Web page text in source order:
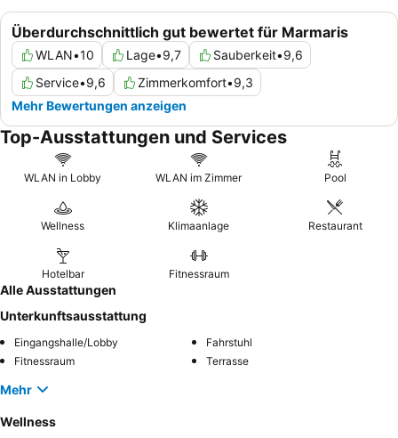
Überdurchschnittlich gut bewertet für Marmaris
WLAN•10 Lage•9,7 Sauberkeit•9,6
Service•9,6 Zimmerkomfort•9,3
Mehr Bewertungen anzeigen
Top-Ausstattungen und Services
WLAN in Lobby WLAN im Zimmer Pool
Wellness Klimaanlage Restaurant
Hotelbar Fitnessraum
Alle Ausstattungen
Unterkunftsausstattung
Eingangshalle/Lobby
Fahrstuhl
Fitnessraum
Terrasse
Mehr
Wellness